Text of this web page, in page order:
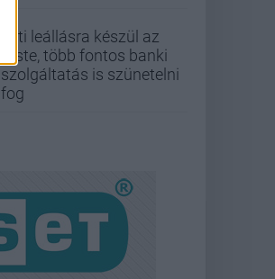
Esti leállásra készül az
Erste, több fontos banki
szolgáltatás is szünetelni
fog